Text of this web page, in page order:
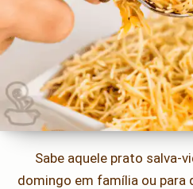
Sabe aquele prato salva-
domingo em família ou para